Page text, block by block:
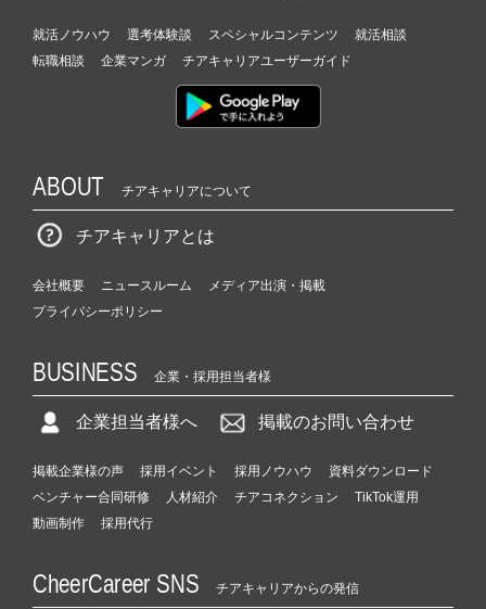
就活ノウハウ 選考体験談 スペシャルコンテンツ
就活相談
転職相談
企業マンガ チアキャリアユーザーガイド
ABOUT チアキャリアについて
チアキャリアとは
会社概要 ニュースルーム
メディア出演・掲載
プライバシーポリシー
BUSINESS 企業・採用担当者様
企業担当者様へ 掲載のお問い合わせ
掲載企業様の声 採用イベント 採用ノウハウ
資料ダウンロード
ベンチャー合同研修
人材紹介 チアコネクション
TikTok運用
動画制作
採用代行
CheerCareer SNS チアキャリアからの発信